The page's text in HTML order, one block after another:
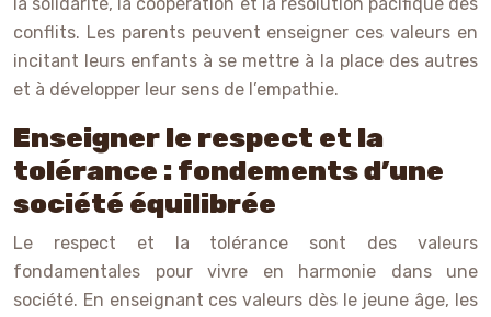
conflits. Les parents peuvent enseigner ces valeurs en
incitant leurs enfants à se mettre à la place des autres
et à développer leur sens de l’empathie.
Enseigner le respect et la
tolérance : fondements d’une
société équilibrée
Le respect et la tolérance sont des valeurs
fondamentales pour vivre en harmonie dans une
société. En enseignant ces valeurs dès le jeune âge, les